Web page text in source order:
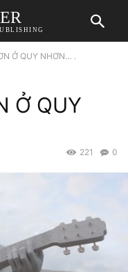
Ở QUY NHƠN… .
Ở QUY
0
221